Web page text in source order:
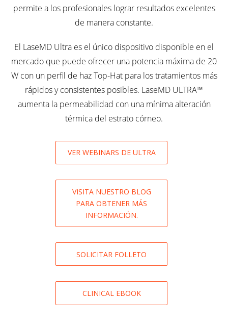
permite a los profesionales lograr resultados excelentes
de manera constante.
El LaseMD Ultra es el único dispositivo disponible en el
mercado que puede ofrecer una potencia máxima de 20
W con un perfil de haz Top-Hat para los tratamientos más
rápidos y consistentes posibles. LaseMD ULTRA™
aumenta la permeabilidad con una mínima alteración
térmica del estrato córneo.
VER WEBINARS DE ULTRA
VISITA NUESTRO BLOG
PARA OBTENER MÁS
INFORMACIÓN.
SOLICITAR FOLLETO
CLINICAL EBOOK